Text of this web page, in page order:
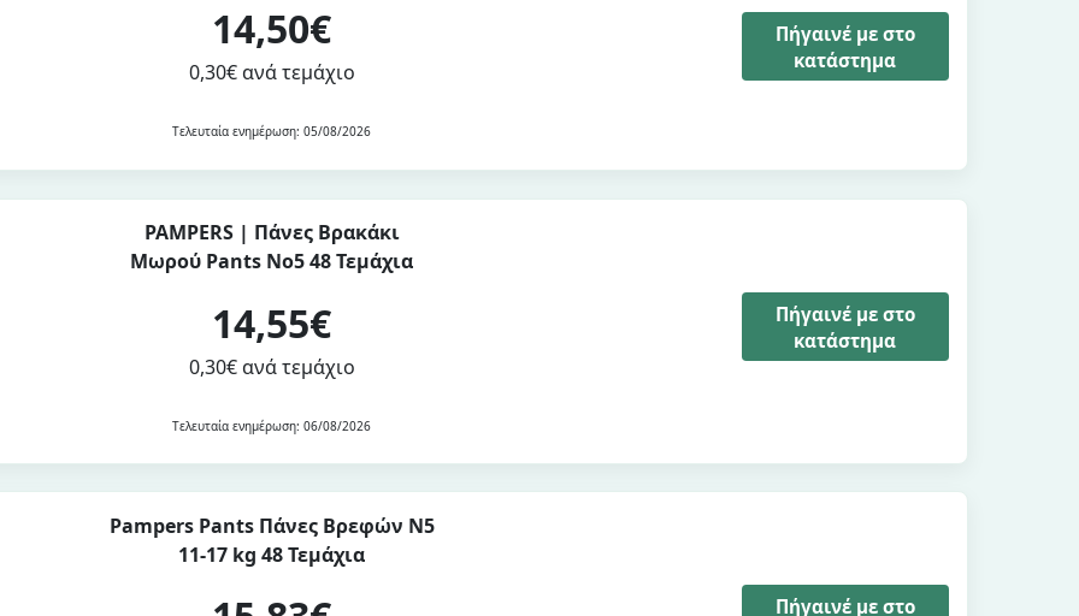
14,50€
0,30€ ανά τεμάχιο
Τελευταία ενημέρωση: 05/08/2026
Πήγαινέ με στο
κατάστημα
PAMPERS | Πάνες Βρακάκι
Μωρού Pants Νο5 48 Τεμάχια
14,55€
0,30€ ανά τεμάχιο
Τελευταία ενημέρωση: 06/08/2026
Πήγαινέ με στο
κατάστημα
Pampers Pants Πάνες Βρεφών Ν5
11-17 kg 48 Τεμάχια
Πήγαινέ με στο